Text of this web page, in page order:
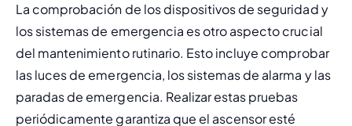
La comprobación de los dispositivos de seguridad y
los sistemas de emergencia es otro aspecto crucial
del mantenimiento rutinario. Esto incluye comprobar
las luces de emergencia, los sistemas de alarma y las
paradas de emergencia. Realizar estas pruebas
periódicamente garantiza que el ascensor esté